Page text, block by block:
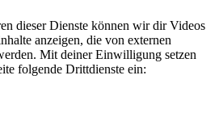
dieser Dienste können wir dir Videos
anzeigen, die von externen
Mit deiner Einwilligung setzen
folgende Drittdienste ein: